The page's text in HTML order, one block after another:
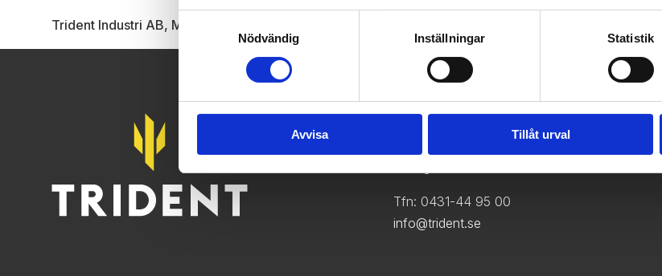
Nödvändig
Inställningar Statistik
Avvisa Tillåt urval
Trident Industri AB, Metallgatan 25, 262 72 Ängelholm
Tfn: 0431-44 95 00
info@trident.se